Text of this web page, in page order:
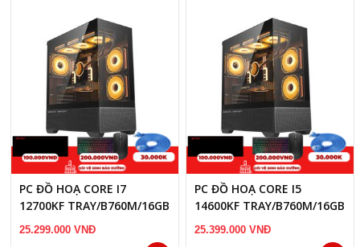
PC ĐỒ HOẠ CORE I7
12700KF TRAY/B760M/16GB
RAM/RTX 3050 8GB
25.299.000 VNĐ
PC ĐỒ HOẠ CORE I5
14600KF TRAY/B760M/16GB
RAM/RTX 3060 12GB
25.399.000 VNĐ